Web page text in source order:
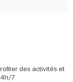
des activités et
7​